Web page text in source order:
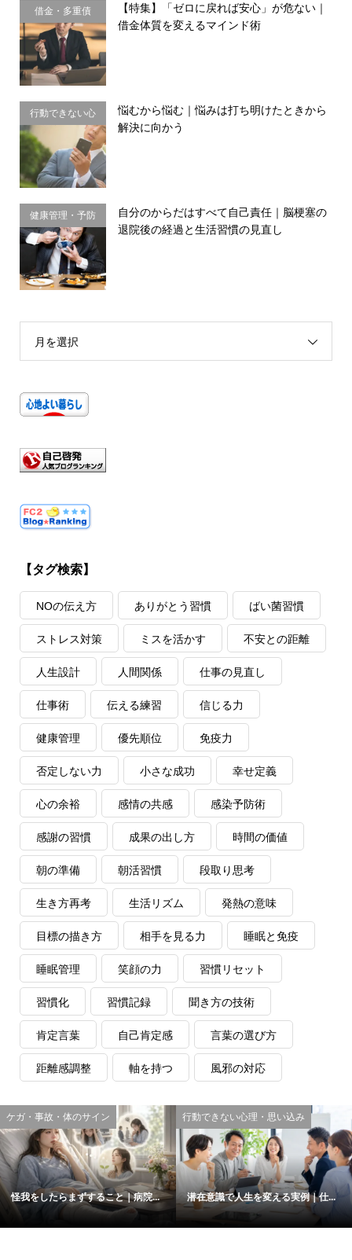
借金・多重債
務・金銭感覚
【特集】「ゼロに戻れば安心」が危ない｜
借金体質を変えるマインド術
行動できない心
理・思い込み
悩むから悩む｜悩みは打ち明けたときから
解決に向かう
健康管理・予防
習慣
自分のからだはすべて自己責任｜脳梗塞の
退院後の経過と生活習慣の見直し
月を選択
【タグ検索】
NOの伝え方 ありがとう習慣 ばい菌習慣
ストレス対策 ミスを活かす 不安との距離
人生設計 人間関係 仕事の見直し
仕事術 伝える練習 信じる力
健康管理 優先順位 免疫力
否定しない力 小さな成功 幸せ定義
心の余裕 感情の共感 感染予防術
感謝の習慣 成果の出し方 時間の価値
朝の準備 朝活習慣 段取り思考
生き方再考 生活リズム 発熱の意味
目標の描き方 相手を見る力 睡眠と免疫
睡眠管理 笑顔の力 習慣リセット
習慣化 習慣記録 聞き方の技術
肯定言葉 自己肯定感 言葉の選び方
距離感調整 軸を持つ 風邪の対応
ケガ・事故・体のサイン
怪我をしたらまずすること｜病院...
行動できない心理・思い込み
潜在意識で人生を変える実例｜仕...